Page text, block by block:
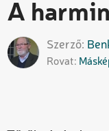
A
Szerző
Rovat